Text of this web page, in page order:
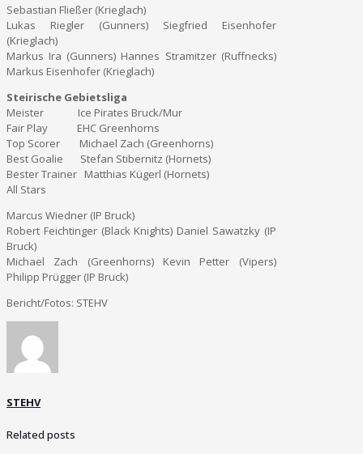
Sebastian Fließer (Krieglach)
Lukas Riegler (Gunners) Siegfried Eisenhofer
(Krieglach)
Markus Ira (Gunners) Hannes Stramitzer (Ruffnecks)
Markus Eisenhofer (Krieglach)
Steirische Gebietsliga
Meister Ice Pirates Bruck/Mur
Fair Play EHC Greenhorns
Top Scorer Michael Zach (Greenhorns)
Best Goalie Stefan Stibernitz (Hornets)
Bester Trainer Matthias Kügerl (Hornets)
All Stars
Marcus Wiedner (IP Bruck)
Robert Feichtinger (Black Knights) Daniel Sawatzky (IP
Bruck)
Michael Zach (Greenhorns) Kevin Petter (Vipers)
Philipp Prügger (IP Bruck)
Bericht/Fotos: STEHV
STEHV
Related posts